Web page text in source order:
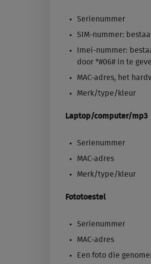
Serienummer
SIM-nummer:
Imei-nummer:
door *#06# in te
MAC-adres, het
Merk/type/kleur
Laptop/computer/mp3
Serienummer
MAC-adres
Merk/type/kleur
Fototoestel
Serienummer
MAC-adres
Een foto die